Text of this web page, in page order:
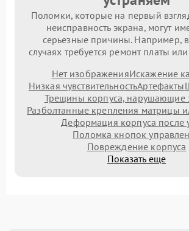
Поломки, которые на первый
неисправность экрана, могут
серьезные причины. Например,
случаях требуется ремонт платы
Нет изображенияИскажение
Низкая чувствительностьАртефакты
Трещины корпуса, нарушающие
Разболтанные крепления матрицы
Деформация корпуса после
Поломка кнопок
Повреждение корпуса
Показать еще